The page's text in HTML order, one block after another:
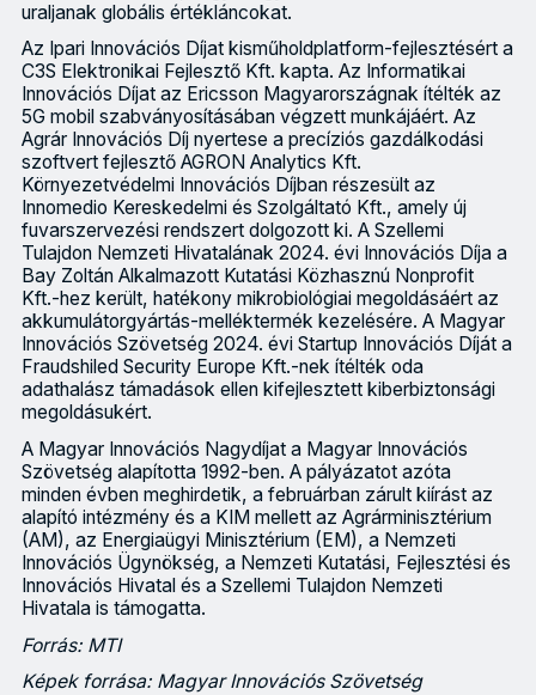
uraljanak globális értékláncokat.
Az Ipari Innovációs Díjat kisműholdplatform-fejlesztésért a
C3S Elektronikai Fejlesztő Kft. kapta. Az Informatikai
Innovációs Díjat az Ericsson Magyarországnak ítélték az
5G mobil szabványosításában végzett munkájáért. Az
Agrár Innovációs Díj nyertese a precíziós gazdálkodási
szoftvert fejlesztő AGRON Analytics Kft.
Környezetvédelmi Innovációs Díjban részesült az
Innomedio Kereskedelmi és Szolgáltató Kft., amely új
fuvarszervezési rendszert dolgozott ki. A Szellemi
Tulajdon Nemzeti Hivatalának 2024. évi Innovációs Díja a
Bay Zoltán Alkalmazott Kutatási Közhasznú Nonprofit
Kft.-hez került, hatékony mikrobiológiai megoldásáért az
akkumulátorgyártás-melléktermék kezelésére. A Magyar
Innovációs Szövetség 2024. évi Startup Innovációs Díját a
Fraudshiled Security Europe Kft.-nek ítélték oda
adathalász támadások ellen kifejlesztett kiberbiztonsági
megoldásukért.
A Magyar Innovációs Nagydíjat a Magyar Innovációs
Szövetség alapította 1992-ben. A pályázatot azóta
minden évben meghirdetik, a februárban zárult kiírást az
alapító intézmény és a KIM mellett az Agrárminisztérium
(AM), az Energiaügyi Minisztérium (EM), a Nemzeti
Innovációs Ügynökség, a Nemzeti Kutatási, Fejlesztési és
Innovációs Hivatal és a Szellemi Tulajdon Nemzeti
Hivatala is támogatta.
Forrás: MTI
Képek forrása: Magyar Innovációs Szövetség